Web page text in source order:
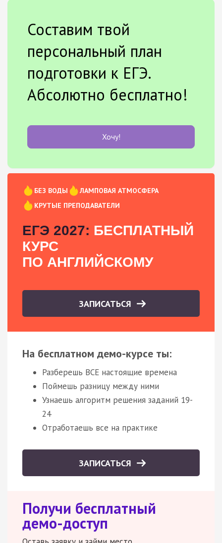
Составим твой
персональный план
подготовки к ЕГЭ.
Абсолютно бесплатно!
Хочу!
БЕЗ ВОДЫ
ЛАМПОВАЯ АТМОСФЕРА
КРУТЫЕ ПРЕПОДАВАТЕЛИ
ЕГЭ 2027: БЕСПЛАТНЫЙ
КУРС
ПО АНГЛИЙСКОМУ
ЗАПИСАТЬСЯ
На бесплатном демо-курсе ты:
Разберешь ВСЕ настоящие времена
Поймешь разницу между ними
Узнаешь алгоритм решения заданий 19-
24
Отработаешь все на практике
ЗАПИСАТЬСЯ
Получи бесплатный
демо-доступ